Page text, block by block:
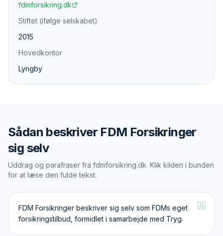
fdmforsikring.dk
Stiftet (ifølge selskabet)
2015
Hovedkontor
Lyngby
Sådan beskriver FDM Forsikringer
sig selv
Uddrag og parafraser fra fdmforsikring.dk. Klik kilden i bunden
for at læse den fulde tekst.
FDM Forsikringer beskriver sig selv som FDMs eget
forsikringstilbud, formidlet i samarbejde med Tryg.